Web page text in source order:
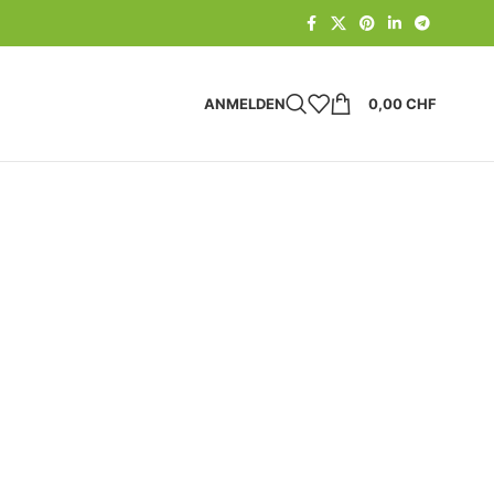
ANMELDEN 0,00CHF